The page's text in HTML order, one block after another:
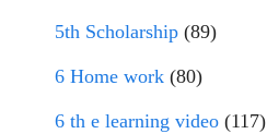
5th Scholarship (89)
6 Home work (80)
6 th e learning video (117)